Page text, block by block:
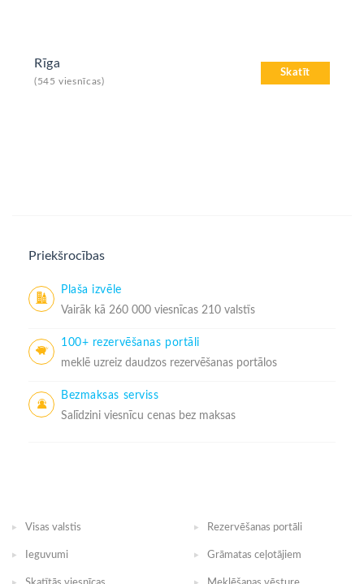
Skatīt
Rīga
(545 viesnīcas)
Priekšrocības
Plaša izvēle
Vairāk kā 260 000 viesnīcas 210 valstīs
100+ rezervēšanas portāli
meklē uzreiz daudzos rezervēšanas portālos
Bezmaksas serviss
Salīdzini viesnīcu cenas bez maksas
Visas valstis Rezervēšanas portāli
Ieguvumi Grāmatas ceļotājiem